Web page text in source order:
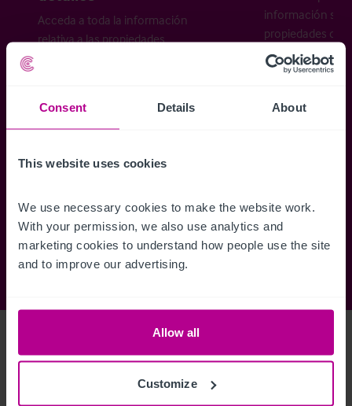
Consent Details About
This website uses cookies
We use necessary cookies to make the website work.
With your permission, we also use analytics and
marketing cookies to understand how people use the site
and to improve our advertising.
Allow all
Customize
Acceda a toda la información
relativa a las propiedades
información
propiedades
cómo desea
Regístrese ahora
to view full details